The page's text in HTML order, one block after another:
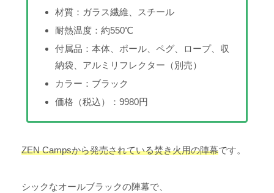
材質：ガラス繊維、スチール
耐熱温度：約550℃
付属品：本体、ポール、ペグ、ロープ、収
納袋、アルミリフレクター（別売）
カラー：ブラック
価格（税込）：9980円
ZEN Campsから発売されている焚き火用の陣幕です。
シックなオールブラックの陣幕で、